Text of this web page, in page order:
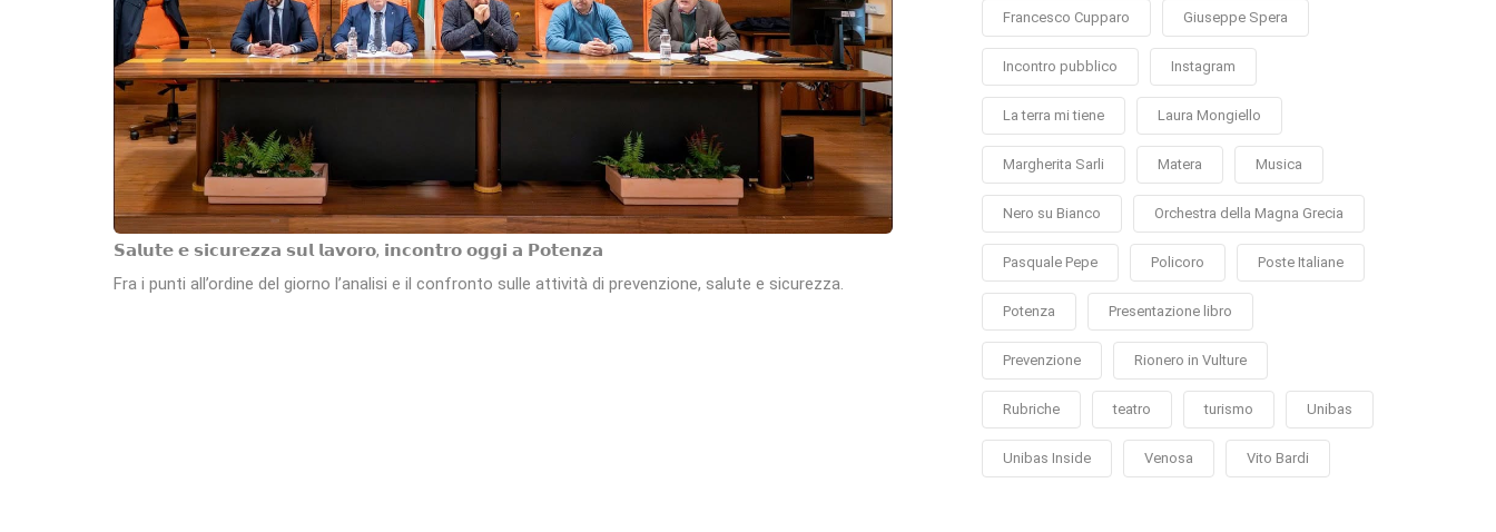
𝗦𝗮𝗹𝘂𝘁𝗲 𝗲 𝘀𝗶𝗰𝘂𝗿𝗲𝘇𝘇𝗮 𝘀𝘂𝗹 𝗹𝗮𝘃𝗼𝗿𝗼, 𝗶𝗻𝗰𝗼𝗻𝘁𝗿𝗼 𝗼𝗴𝗴𝗶 𝗮 𝗣𝗼𝘁𝗲𝗻𝘇𝗮
Fra i punti all’ordine del giorno l’analisi e il confronto sulle attività di prevenzione, salute e sicurezza.
Francesco Cupparo Giuseppe Spera
Incontro pubblico Instagram
La terra mi tiene Laura Mongiello
Margherita Sarli Matera Musica
Nero su Bianco Orchestra della Magna Grecia
Pasquale Pepe Policoro Poste Italiane
Potenza Presentazione libro
Prevenzione Rionero in Vulture
Rubriche teatro turismo Unibas
Unibas Inside Venosa Vito Bardi